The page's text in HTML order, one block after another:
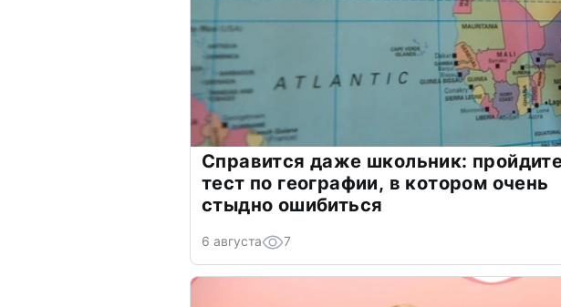
Справится даже школьник:
тест по географии, в котором очень
стыдно ошибиться
6 августа 7